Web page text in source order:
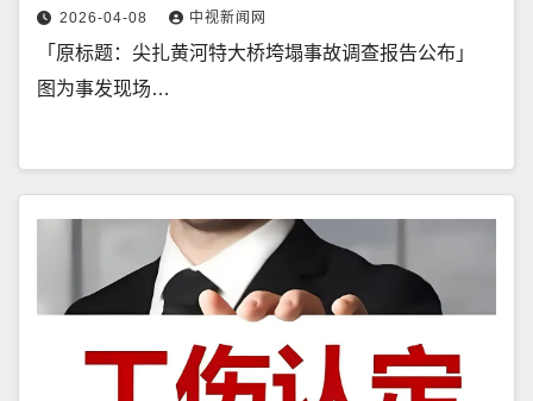
2026-04-08 中视新闻网
「原标题：尖扎黄河特大桥垮塌事故调查报告公布」
图为事发现场…